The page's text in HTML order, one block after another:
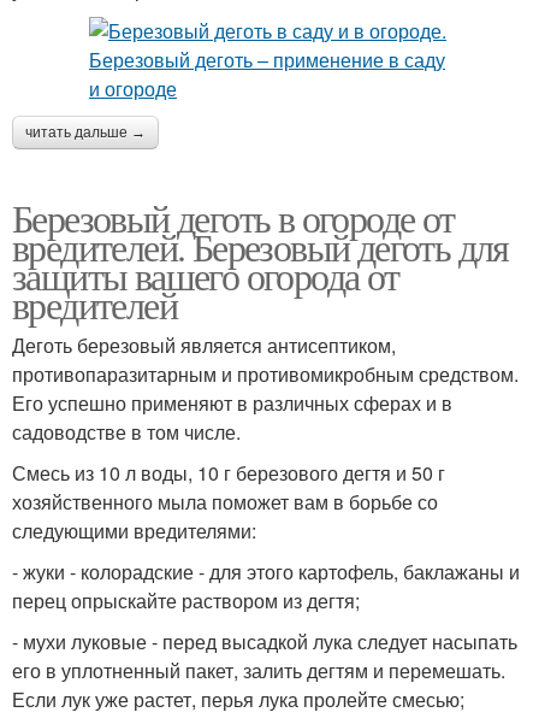
читать дальше →
Березовый деготь в огороде от
вредителей. Березовый деготь для
защиты вашего огорода от
вредителей
Деготь березовый является антисептиком,
противопаразитарным и противомикробным средством.
Его успешно применяют в различных сферах и в
садоводстве в том числе.
Смесь из 10 л воды, 10 г березового дегтя и 50 г
хозяйственного мыла поможет вам в борьбе со
следующими вредителями:
- жуки - колорадские - для этого картофель, баклажаны и
перец опрыскайте раствором из дегтя;
- мухи луковые - перед высадкой лука следует насыпать
его в уплотненный пакет, залить дегтям и перемешать.
Если лук уже растет, перья лука пролейте смесью;